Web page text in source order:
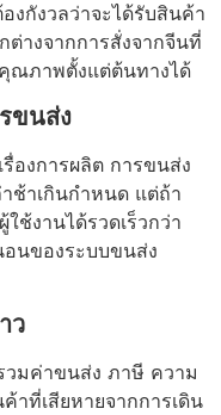
งกังวลว่าจะได้รับสินค้า
ต่างจากการสั่งจากจีนที่
ณภาพตั้งแต่ต้นทางได้
ขนส่ง
รื่องการผลิต การขนส่ง
ช้าเกินกำหนด แต่ถ้า
ช้งานได้รวดเร็วกว่า
อนของระบบขนส่ง
ว
วมค่าขนส่ง ภาษี ความ
าที่เสียหายจากการเดิน